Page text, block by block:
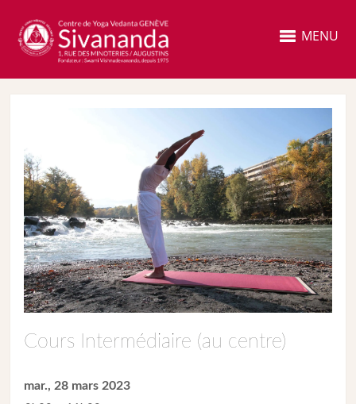
MENU
Cours Intermédiaire (au centre)
mar., 28 mars 2023